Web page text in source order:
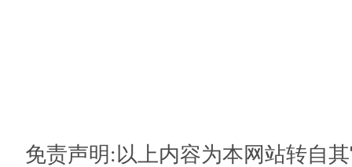
免责声明:以上内容为本网站转自